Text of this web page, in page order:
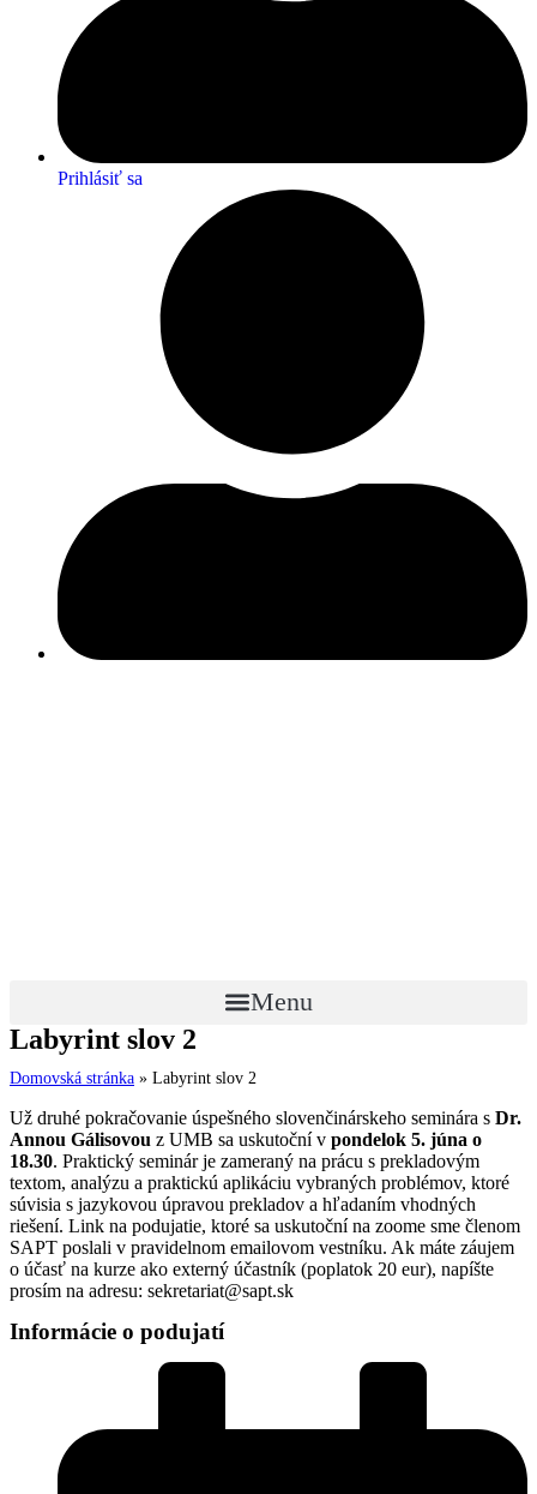
Prihlásiť sa
Menu
Labyrint slov 2
Domovská stránka » Labyrint slov 2
Už druhé pokračovanie úspešného slovenčinárskeho seminára s Dr.
Annou Gálisovou z UMB sa uskutoční v pondelok 5. júna o
18.30. Praktický seminár je zameraný na prácu s prekladovým
textom, analýzu a praktickú aplikáciu vybraných problémov, ktoré
súvisia s jazykovou úpravou prekladov a hľadaním vhodných
riešení. Link na podujatie, ktoré sa uskutoční na zoome sme členom
SAPT poslali v pravidelnom emailovom vestníku. Ak máte záujem
o účasť na kurze ako externý účastník (poplatok 20 eur), napíšte
prosím na adresu: sekretariat@sapt.sk
Informácie o podujatí